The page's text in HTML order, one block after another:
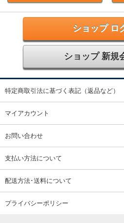
ショップ ロ
ショップ 新規
特定商取引法に基づく表記（返品など）
マイアカウント
お問い合わせ
支払い方法について
配送方法･送料について
プライバシーポリシー